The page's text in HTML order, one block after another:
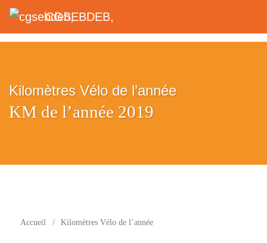
CGSEBDEB,
Kilomètres Vélo de l’année
KM de l’année 2019
Accueil / Kilomètres Vélo de l’année